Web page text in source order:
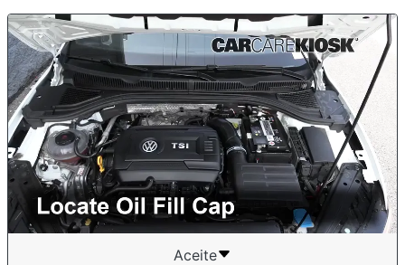
Aceite